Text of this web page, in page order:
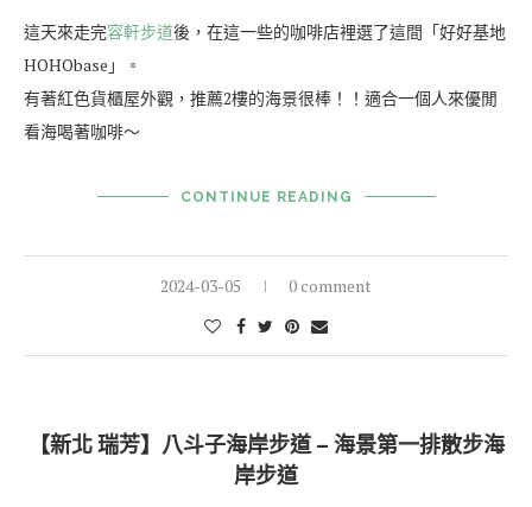
這天來走完容軒步道後，在這一些的咖啡店裡選了這間「好好基地
HOHObase」。
有著紅色貨櫃屋外觀，推薦2樓的海景很棒！！適合一個人來優閒
看海喝著咖啡～
CONTINUE READING
2024-03-05 0 comment
【新北 瑞芳】八斗子海岸步道 – 海景第一排散步海
岸步道